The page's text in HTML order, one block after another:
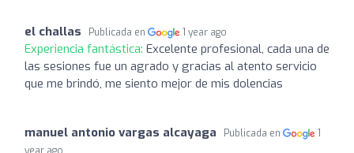
el challas Publicada en 1 year ago
Experiencia fantástica: Excelente profesional, cada una de
las sesiones fue un agrado y gracias al atento servicio
que me brindó, me siento mejor de mis dolencias
manuel antonio vargas alcayaga Publicada en
1
year ago